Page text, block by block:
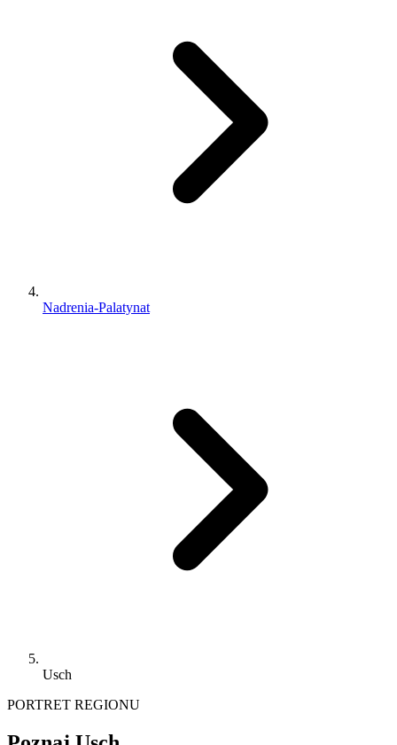
Nadrenia-Palatynat
Usch
PORTRET REGIONU